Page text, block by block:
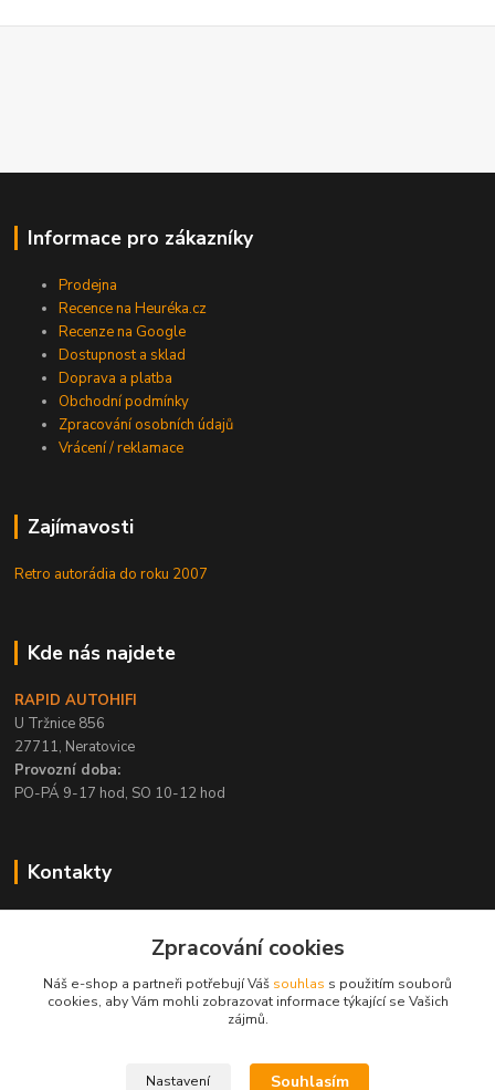
Informace pro zákazníky
Prodejna
Recence na Heuréka.cz
Recenze na Google
Dostupnost a sklad
Doprava a platba
Obchodní podmínky
Zpracování osobních údajů
Vrácení / reklamace
Zajímavosti
Retro autorádia do roku 2007
Kde nás najdete
RAPID AUTOHIFI
U Tržnice 856
27711, Neratovice
Provozní doba:
PO-PÁ 9-17 hod, SO 10-12 hod
Kontakty
PO-PÁ / 9-17 hod, SO 10-12 hod
info@rapid-autohifi.com
Zpracování cookies
Náš e-shop a partneři potřebují Váš souhlas s použitím souborů
cookies, aby Vám mohli zobrazovat informace týkající se Vašich
zájmů.
Nastavení Souhlasím